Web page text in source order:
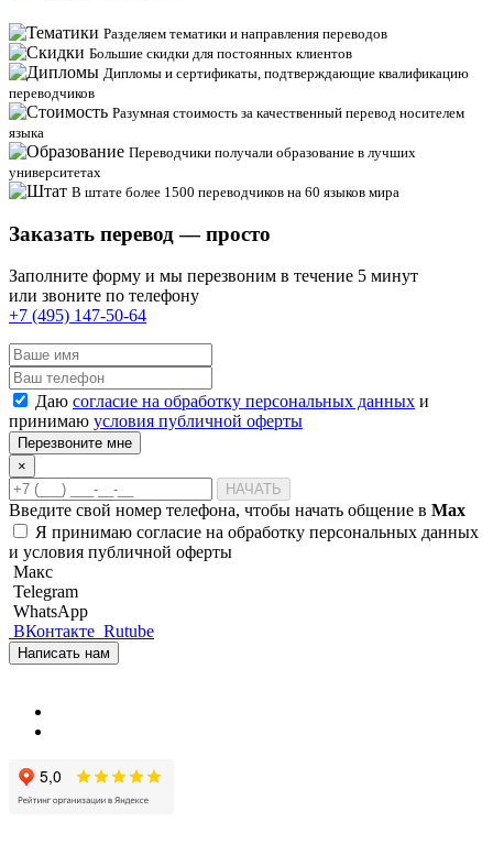
Разделяем тематики и направления переводов
Большие скидки для постоянных клиентов
Дипломы и сертификаты, подтверждающие квалификацию
переводчиков
Разумная стоимость за качественный перевод носителем
языка
Переводчики получали образование в лучших
университетах
В штате более 1500 переводчиков на 60 языков мира
Заказать перевод — просто
Заполните форму и мы перезвоним в течение 5 минут
или звоните по телефону
+7 (495) 147-50-64
Даю согласие на обработку персональных данных и
принимаю условия публичной оферты
Перезвоните мне
×
НАЧАТЬ
Введите свой номер телефона, чтобы начать общение в Max
Я принимаю согласие на обработку персональных данных
и условия публичной оферты
Макс
Telegram
WhatsApp
ВКонтакте Rutube
Написать нам